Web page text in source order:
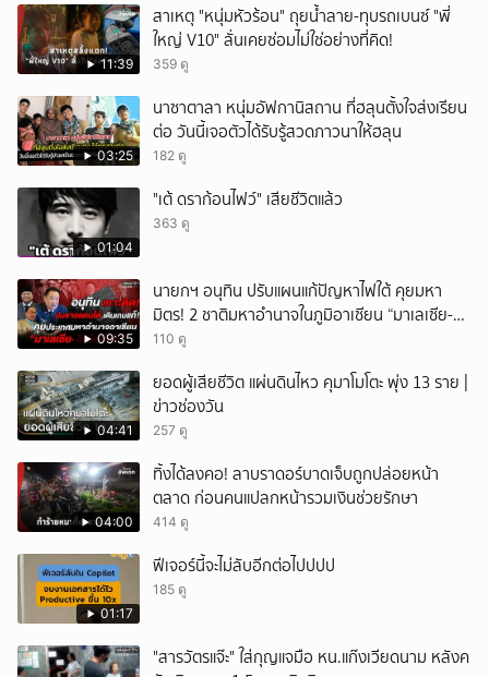
11:39
สาเหตุ "หนุ่มหัวร้อน" ถุยน้ำลาย-ทุบรถเบนซ์ "พี่
ใหญ่ V10" ลั่นเคยซ่อมไม่ใช่อย่างที่คิด!
359 ดู
03:25
นาซาตาลา หนุ่มอัฟกานิสถาน ที่ฮลุนตั้งใจส่งเรียน
ต่อ วันนี้เจอตัวได้รับรู้สวดภาวนาให้ฮลุน
182 ดู
01:04
"เต้ ดราก้อนไฟว์" เสียชีวิตแล้ว
363 ดู
09:35
นายกฯ อนุทิน ปรับแผนแก้ปัญหาไฟใต้ คุยมหา
มิตร! 2 ชาติมหาอำนาจในภูมิอาเซียน “มาเลเซีย-
อินโดนีเซีย”
110 ดู
04:41
ยอดผู้เสียชีวิต แผ่นดินไหว คุมาโมโตะ พุ่ง 13 ราย |
ข่าวช่องวัน
257 ดู
04:00
ทิ้งได้ลงคอ! ลาบราดอร์บาดเจ็บถูกปล่อยหน้า
ตลาด ก่อนคนแปลกหน้ารวมเงินช่วยรักษา
414 ดู
01:17
ฟีเจอร์นี้จะไม่ลับอีกต่อไปปปป
185 ดู
"สารวัตรแจ๊ะ" ใส่กุญแจมือ หน.แก๊งเวียดนาม หลังค